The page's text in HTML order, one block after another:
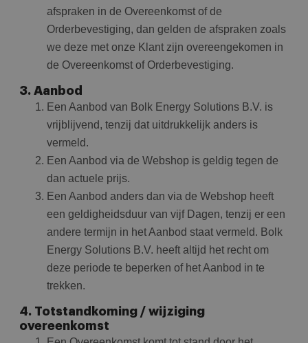
afspraken in de Overeenkomst of de
Orderbevestiging, dan gelden de afspraken zoals
we deze met onze Klant zijn overeengekomen in
de Overeenkomst of Orderbevestiging.
3. Aanbod
Een Aanbod van Bolk Energy Solutions B.V. is
vrijblijvend, tenzij dat uitdrukkelijk anders is
vermeld.
Een Aanbod via de Webshop is geldig tegen de
dan actuele prijs.
Een Aanbod anders dan via de Webshop heeft
een geldigheidsduur van vijf Dagen, tenzij er een
andere termijn in het Aanbod staat vermeld. Bolk
Energy Solutions B.V. heeft altijd het recht om
deze periode te beperken of het Aanbod in te
trekken.
4. Totstandkoming / wijziging
overeenkomst